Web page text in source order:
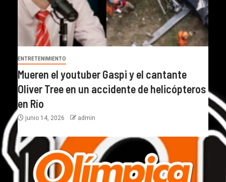
ENTRETENIMIENTO
Mueren el youtuber Gaspi y el cantante
Oliver Tree en un accidente de helicópteros
en Río
junio 14, 2026 admin